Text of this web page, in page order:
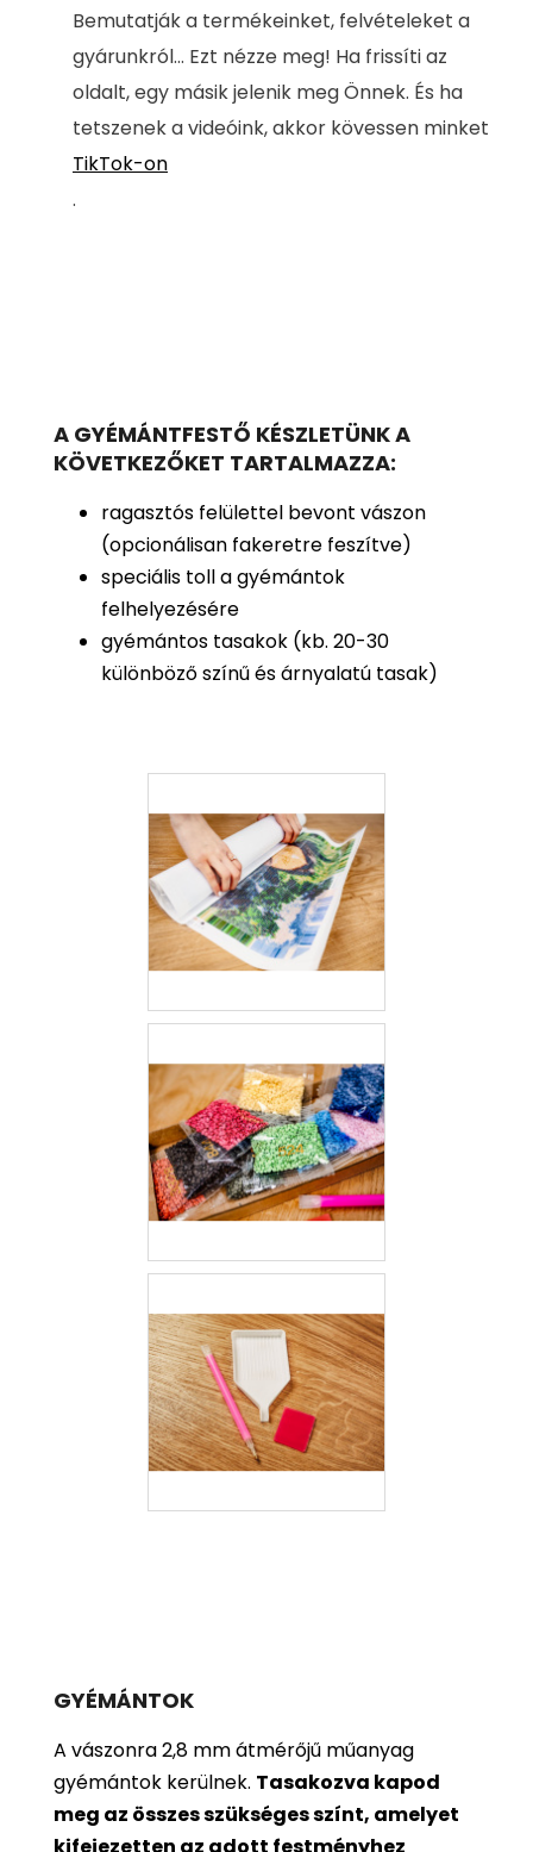
Bemutatják a termékeinket, felvételeket a
gyárunkról... Ezt nézze meg! Ha frissíti az
oldalt, egy másik jelenik meg Önnek. És ha
tetszenek a videóink, akkor kövessen minket
TikTok-on
.
A GYÉMÁNTFESTŐ KÉSZLETÜNK A
KÖVETKEZŐKET TARTALMAZZA:
ragasztós felülettel bevont vászon
(opcionálisan fakeretre feszítve)
speciális toll a gyémántok
felhelyezésére
gyémántos tasakok (kb. 20-30
különböző színű és árnyalatú tasak)
GYÉMÁNTOK
A vászonra 2,8 mm átmérőjű műanyag
gyémántok kerülnek. Tasakozva kapod
meg az összes szükséges színt, amelyet
kifejezetten az adott festményhez